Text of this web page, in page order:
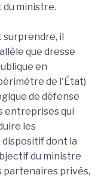
ministre.
surprendre, il
que dresse
en
de l'État)
de défense
entreprises qui
les
dispositif dont la
du ministre
partenaires privés,